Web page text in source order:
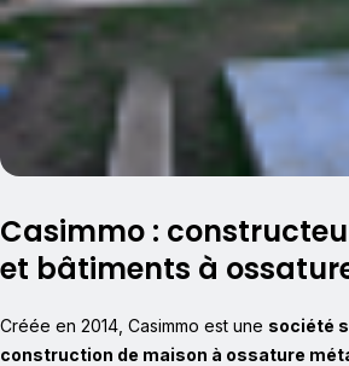
Casimmo :
et bâtiments à
Créée en 2014, Casimmo est une société
construction de maison à ossature